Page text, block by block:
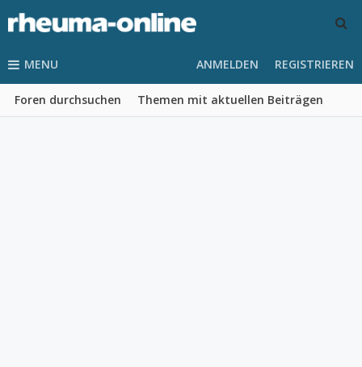
MENU
Foren durchsuchen Themen mit aktuellen Beiträgen
ANMELDEN REGISTRIEREN